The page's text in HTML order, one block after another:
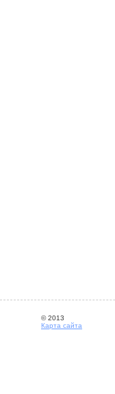
© 2013
Карта сайта